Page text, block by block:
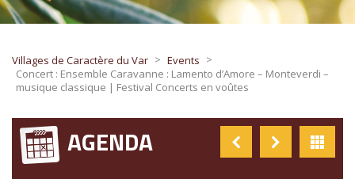
Villages de Caractère du Var > Events >
Concert : Ensemble Caravanne : Lamento d’Amore – Monteverdi –
musique classique | Festival Concerts en voûtes
AGENDA